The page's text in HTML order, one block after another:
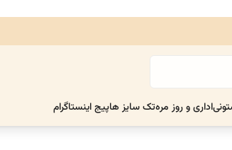
اداری و روز مرهتک سایز هاپیج اینستاگرام